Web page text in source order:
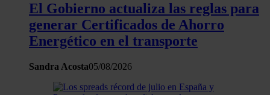
El Gobierno actualiza las reglas para
generar Certificados de Ahorro
Energético en el transporte
Sandra Acosta05/08/2026